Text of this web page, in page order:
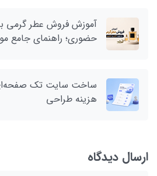
آموزش فروش عطر گرمی
حضوری؛ راهنمای جامع
ساخت سایت تک
هزینه طراحی
ارسال دیدگاه